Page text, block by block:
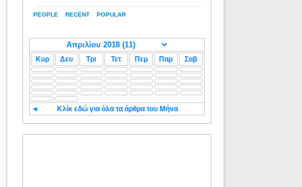
PEOPLE RECENT POPULAR
Κυρ Δευ Τρι Τετ Πεμ Παρ Σαβ
◄ Κλίκ εδώ για όλα τα άρθρα του Μήνα